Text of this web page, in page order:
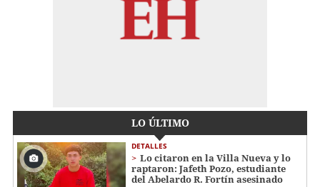
LO ÚLTIMO
DETALLES
Lo citaron en la Villa Nueva y lo
raptaron: Jafeth Pozo, estudiante
del Abelardo R. Fortín asesinado